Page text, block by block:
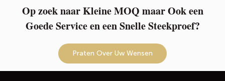
Op zoek naar Kleine MOQ maar Ook een
Goede Service en een Snelle Steekproef?
Praten Over Uw Wensen